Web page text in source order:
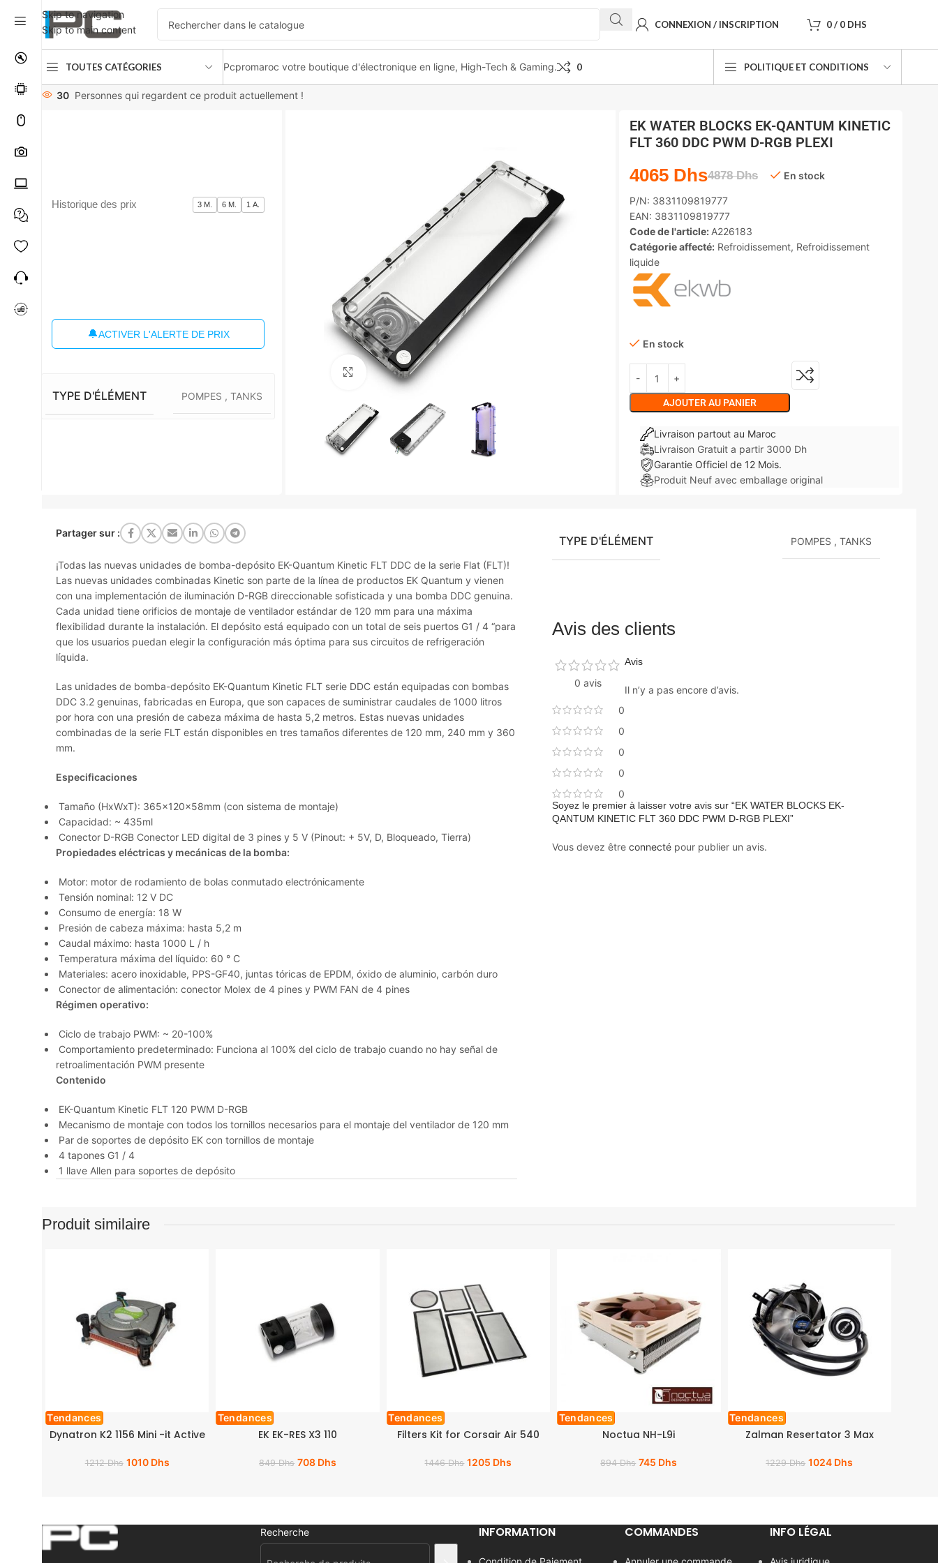
Skip to navigation
Skip to main content
CONNEXION / INSCRIPTION 0/ 0 DHS
TOUTES CATÉGORIES Pcpromaroc votre boutique d'électronique en ligne, High-Tech & Gaming. 0 POLITIQUE ET CONDITIONS
Accueil Refroidissement Refroidissement liquide EK WATER BLOCKS EK-QANTUM KINETIC FLT 360 DDC PWM D-RGB PLEXI
30 Personnes qui regardent ce produit actuellement !
Historique des prix 3 M. 6 M. 1 A.
🔔ACTIVER L'ALERTE DE PRIX
TYPE D'ÉLÉMENT POMPES ,TANKS
Agrandir
EK WATER BLOCKS EK-QANTUM KINETIC
FLT 360 DDC PWM D-RGB PLEXI
4878Dhs
4065 Dhs En stock
P/N: 3831109819777
EAN: 3831109819777
Code de l'article: A226183
Catégorie affecté: Refroidissement, Refroidissement
liquide
En stock
AJOUTER AU PANIER
Livraison partout au Maroc
Livraison Gratuit a partir 3000 Dh
Garantie Officiel de 12 Mois.
Produit Neuf avec emballage original
Partager sur :
¡Todas las nuevas unidades de bomba-depósito EK-Quantum Kinetic FLT DDC de la serie Flat (FLT)!
Las nuevas unidades combinadas Kinetic son parte de la línea de productos EK Quantum y vienen
con una implementación de iluminación D-RGB direccionable sofisticada y una bomba DDC genuina.
Cada unidad tiene orificios de montaje de ventilador estándar de 120 mm para una máxima
flexibilidad durante la instalación. El depósito está equipado con un total de seis puertos G1 / 4 “para
que los usuarios puedan elegir la configuración más óptima para sus circuitos de refrigeración
líquida.
Las unidades de bomba-depósito EK-Quantum Kinetic FLT serie DDC están equipadas con bombas
DDC 3.2 genuinas, fabricadas en Europa, que son capaces de suministrar caudales de 1000 litros
por hora con una presión de cabeza máxima de hasta 5,2 metros. Estas nuevas unidades
combinadas de la serie FLT están disponibles en tres tamaños diferentes de 120 mm, 240 mm y 360
mm.
Especificaciones
Tamaño (HxWxT): 365x120x58mm (con sistema de montaje)
Capacidad: ~ 435ml
Conector D-RGB Conector LED digital de 3 pines y 5 V (Pinout: + 5V, D, Bloqueado, Tierra)
Propiedades eléctricas y mecánicas de la bomba:
Motor: motor de rodamiento de bolas conmutado electrónicamente
Tensión nominal: 12 V DC
Consumo de energía: 18 W
Presión de cabeza máxima: hasta 5,2 m
Caudal máximo: hasta 1000 L / h
Temperatura máxima del líquido: 60 ° C
Materiales: acero inoxidable, PPS-GF40, juntas tóricas de EPDM, óxido de aluminio, carbón duro
Conector de alimentación: conector Molex de 4 pines y PWM FAN de 4 pines
Régimen operativo:
Ciclo de trabajo PWM: ~ 20-100%
Comportamiento predeterminado: Funciona al 100% del ciclo de trabajo cuando no hay señal de
retroalimentación PWM presente
Contenido
EK-Quantum Kinetic FLT 120 PWM D-RGB
Mecanismo de montaje con todos los tornillos necesarios para el montaje del ventilador de 120 mm
Par de soportes de depósito EK con tornillos de montaje
4 tapones G1 / 4
1 llave Allen para soportes de depósito
TYPE D'ÉLÉMENT POMPES , TANKS
Avis des clients
0 avis
0
0
0
0
0
Avis
Il n’y a pas encore d’avis.
Soyez le premier à laisser votre avis sur “EK WATER BLOCKS EK-
QANTUM KINETIC FLT 360 DDC PWM D-RGB PLEXI”
Vous devez être connectépour publier un avis.
Produit similaire
Tendances
Dynatron K2 1156 Mini -it Active
1212Dhs 1010 Dhs
Tendances
EK EK-RES X3 110
849Dhs 708 Dhs
Tendances
Filters Kit for Corsair Air 540
1446Dhs 1205 Dhs
Tendances
Noctua NH-L9i
894Dhs 745 Dhs
Tendances
Zalman Resertator 3 Max
1229Dhs 1024 Dhs
Recherche INFORMATION COMMANDES INFO LÉGAL